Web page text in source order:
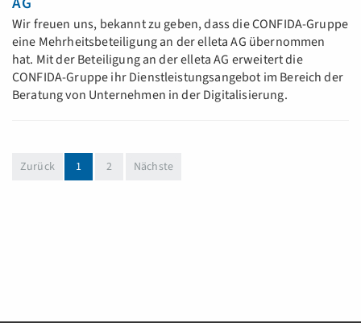
Wir freuen uns, bekannt zu geben, dass die CONFIDA-Gruppe
eine Mehrheitsbeteiligung an der elleta AG übernommen
hat. Mit der Beteiligung an der elleta AG erweitert die
CONFIDA-Gruppe ihr Dienstleistungsangebot im Bereich der
Beratung von Unternehmen in der Digitalisierung.
Zurück 1(aktuell)
2 Nächste